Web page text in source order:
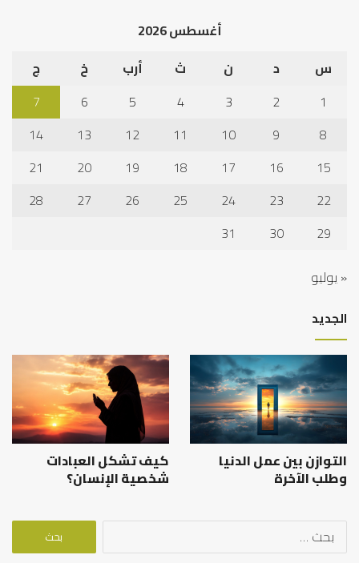
أغسطس 2026
س
د ن ث أرب خ
ج
1
2
3
4
5
6
7
8
9
10
11
12
13
14
15
16
17
18
19
20
21
22
23
24
25
26
27
28
29
30
31
« يوليو
الجديد
التوازن بين عمل الدنيا
وطلب الآخرة
كيف تشكل العبادات
شخصية الإنسان؟
البحث